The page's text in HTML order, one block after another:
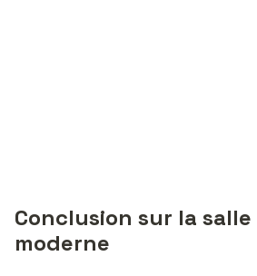
Conclusion sur la
moderne